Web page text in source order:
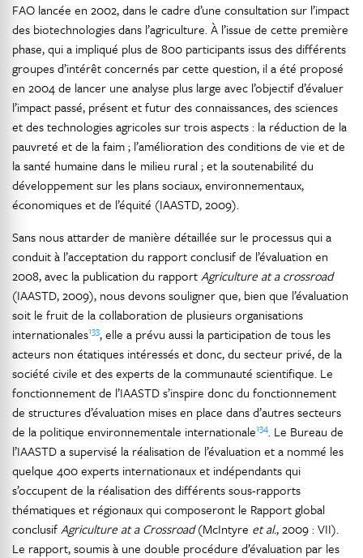
FAO lancée en 2002, dans le cadre d’une consultation sur l’impact
des biotechnologies dans l’agriculture. À l’issue de cette première
phase, qui a impliqué plus de 800 participants issus des différents
groupes d’intérêt concernés par cette question, il a été proposé
en 2004 de lancer une analyse plus large avec l’objectif d’évaluer
l’impact passé, présent et futur des connaissances, des sciences
et des technologies agricoles sur trois aspects : la réduction de la
pauvreté et de la faim ; l’amélioration des conditions de vie et de
la santé humaine dans le milieu rural ; et la soutenabilité du
développement sur les plans sociaux, environnementaux,
économiques et de l’équité (IAASTD, 2009).
Sans nous attarder de manière détaillée sur le processus qui a
conduit à l’acceptation du rapport conclusif de l’évaluation en
2008, avec la publication du rapportAgriculture at a crossroad
(IAASTD, 2009), nous devons souligner que, bien que l’évaluation
soit le fruit de la collaboration de plusieurs organisations
internationales133, elle a prévu aussi la participation de tous les
acteurs non étatiques intéressés et donc, du secteur privé, de la
société civile et des experts de la communauté scientifique. Le
fonctionnement de l’IAASTD s’inspire donc du fonctionnement
de structures d’évaluation mises en place dans d’autres secteurs
de la politique environnementale internationale134. Le Bureau de
l’IAASTD a supervisé la réalisation de l’évaluation et a nommé les
quelque 400 experts internationaux et indépendants qui
s’occupent de la réalisation des différents sous-rapports
thématiques et régionaux qui composeront le Rapport global
conclusifAgriculture at a Crossroad(McIntyre et al., 2009 : VII).
Le rapport, soumis à une double procédure d’évaluation par les